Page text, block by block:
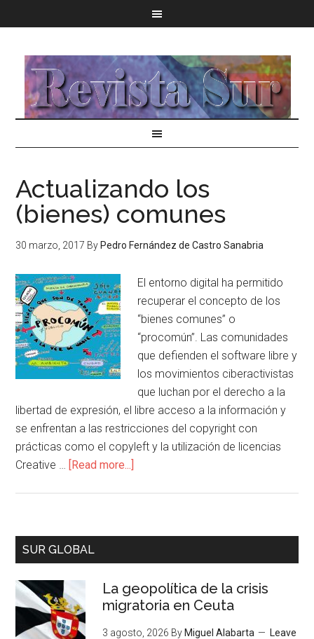
Actualizando los
(bienes) comunes
30 marzo, 2017 By Pedro Fernández de Castro Sanabria
El entorno digital ha permitido
recuperar el concepto de los
“bienes comunes” o
“procomún”. Las comunidades
que defienden el software libre y
los movimientos ciberactivistas
que luchan por el derecho a la
libertad de expresión, el libre acceso a la información y
se enfrentan a las restricciones del copyright con
prácticas como el copyleft y la utilización de licencias
Creative … [Read more...]
SUR GLOBAL
La geopolítica de la crisis
migratoria en Ceuta
3 agosto, 2026 By Miguel Alabarta
Leave